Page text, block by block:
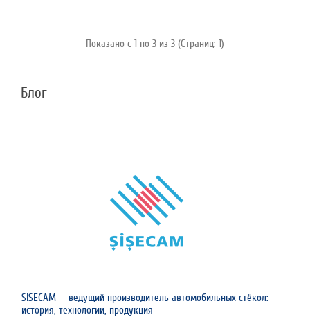
Показано с 1 по 3 из 3 (Страниц: 1)
Блог
SISECAM — ведущий производитель автомобильных стёкол:
история, технологии, продукция